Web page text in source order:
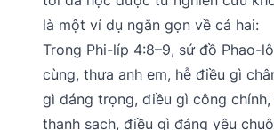
là một ví dụ ngắn gọn về cả hai:
Trong Phi-líp 4:8–9, sứ đồ Phao-
cùng, thưa anh em, hễ điều gì
gì đáng trọng, điều gì công
thanh sạch, điều gì đáng yêu